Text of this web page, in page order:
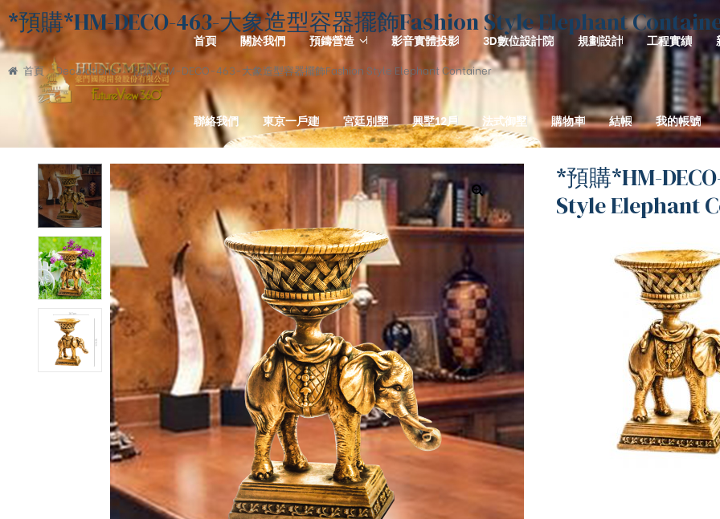
首頁 關於我們 預鑄營造 影音實體投影 3D數位設計院 規劃設計 工程實績
聯絡我們 東京一戶建 宮廷別墅 興墅12戶 法式御墅 購物車 結帳 我的帳號
*預購*HM-DECO-463-大象造型容器擺飾Fashion Style Elephant
首頁 Decorations *預購*HM-DECO-463-大象造型容器擺飾Fashion Style Elephant Container
*預購*HM-
Style Elephant